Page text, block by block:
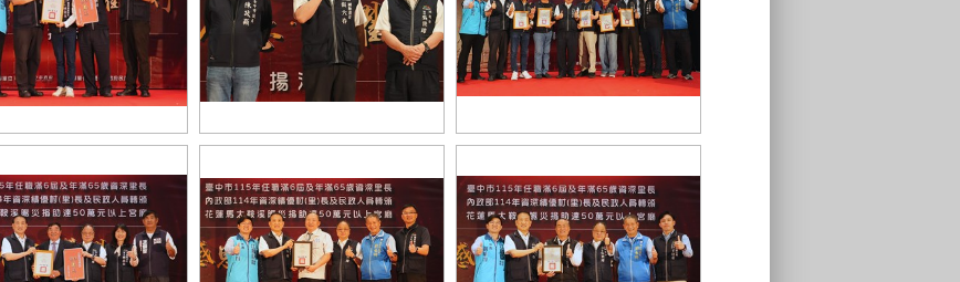
榮里長林金玉服務地方近
張副秘書長致詞
獎里長合影